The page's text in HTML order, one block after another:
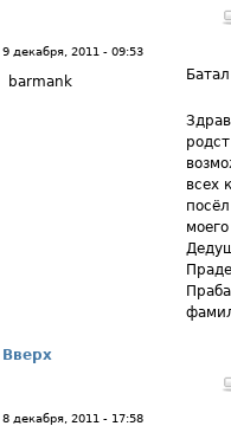
9 декабря, 2011 - 09:53
barmank
всех
Вверх
8 декабря, 2011 - 17:58